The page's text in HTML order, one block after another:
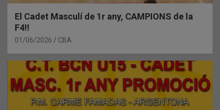
El Cadet Masculí de 1r any, CAMPIONS de la
F4!!
01/06/2026 CBA